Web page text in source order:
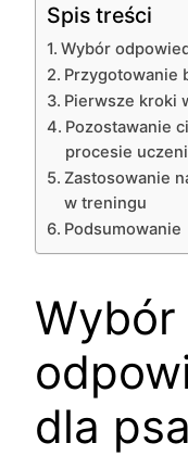
Spis treści
Wybór
Przygotowanie
Pierwsze kroki
Pozostawanie
procesie
Zastosowanie
w treningu
Podsumowanie
Wybór
dla psa